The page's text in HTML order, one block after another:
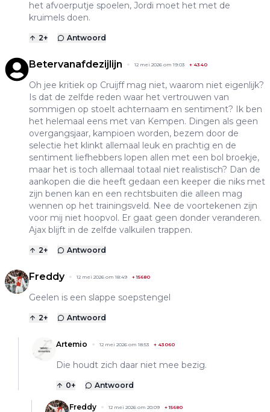
het afvoerputje spoelen, Jordi moet het met de
kruimels doen.
2+ Antwoord
Betervanafdezijlijn 12 mei 2026 om 19:03 + 4340
Oh jee kritiek op Cruijff mag niet, waarom niet eigenlijk?
Is dat de zelfde reden waar het vertrouwen van
sommigen op stoelt achternaam en sentiment? Ik ben
het helemaal eens met van Kempen. Dingen als geen
overgangsjaar, kampioen worden, bezem door de
selectie het klinkt allemaal leuk en prachtig en de
sentiment liefhebbers lopen allen met een bol broekje,
maar het is toch allemaal totaal niet realistisch? Dan de
aankopen die die heeft gedaan een keeper die niks met
zijn benen kan en een rechtsbuiten die alleen mag
wennen op het trainingsveld. Nee de voortekenen zijn
voor mij niet hoopvol. Er gaat geen donder veranderen.
Ajax blijft in de zelfde valkuilen trappen.
2+ Antwoord
Freddy 12 mei 2026 om 18:49 +15680
Geelen is een slappe soepstengel
2+ Antwoord
Artemio 12 mei 2026 om 18:53 + 43060
Die houdt zich daar niet mee bezig.
0+ Antwoord
Freddy 12 mei 2026 om 20:09 +15680